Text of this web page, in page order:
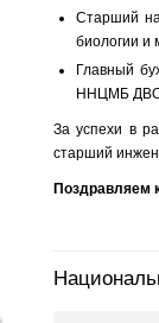
Старший
биологии и
Главный
ННЦМБ ДВО
За успехи в
старший
Поздравляем